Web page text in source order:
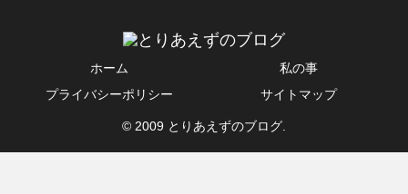
ホーム
私の事
プライバシーポリシー
サイトマップ
© 2009 とりあえずのブログ.